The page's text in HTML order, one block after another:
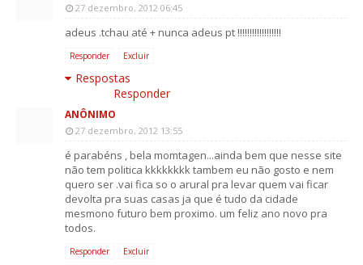
27 dezembro, 2012 06:45
adeus .tchau até + nunca adeus pt !!!!!!!!!!!!!!!!!!
Responder Excluir
Respostas
Responder
ANÔNIMO
27 dezembro, 2012 13:55
é parabéns , bela momtagen...ainda bem que nesse site
não tem politica kkkkkkkk tambem eu não gosto e nem
quero ser .vai fica so o arural pra levar quem vai ficar
devolta pra suas casas ja que é tudo da cidade
mesmono futuro bem proximo. um feliz ano novo pra
todos.
Responder Excluir